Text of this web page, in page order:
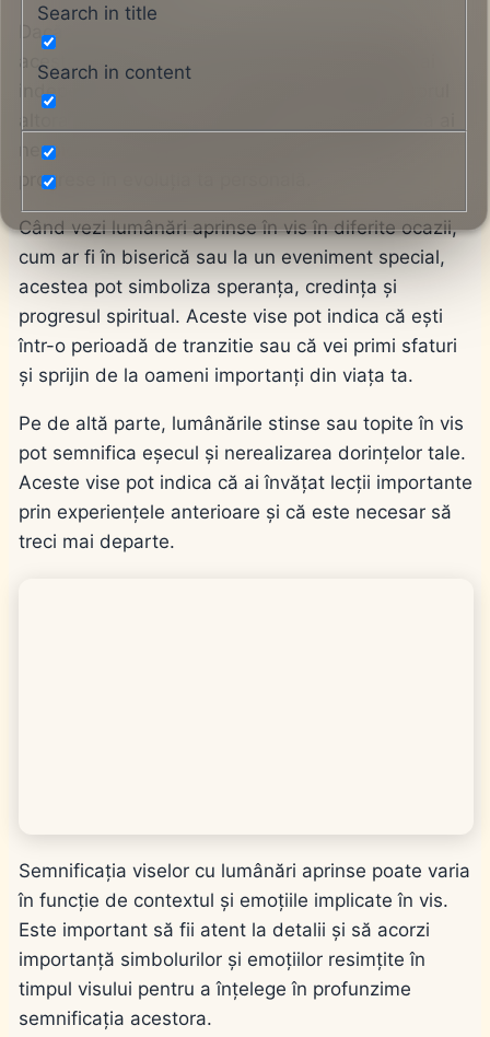
Dacă visezi lumânări aprinse în timp ce este zi,
acesta poate fi un semn că trebuie să devii mai
independent și să nu te bazezi mereu pe ajutorul
nevoie să privești viața cu ochi noi și să faci
progrese în evoluția ta personală.
Când vezi lumânări aprinse în vis în diferite ocazii,
cum ar fi în biserică sau la un eveniment special,
acestea pot simboliza speranța, credința și
progresul spiritual. Aceste vise pot indica că ești
într-o perioadă de tranzitie sau că vei primi sfaturi
și sprijin de la oameni importanți din viața ta.
Pe de altă parte, lumânările stinse sau topite în vis
pot semnifica eșecul și nerealizarea dorințelor tale.
Aceste vise pot indica că ai învățat lecții importante
prin experiențele anterioare și că este necesar să
treci mai departe.
Semnificația viselor cu lumânări aprinse poate varia
în funcție de contextul și emoțiile implicate în vis.
Este important să fii atent la detalii și să acorzi
importanță simbolurilor și emoțiilor resimțite în
timpul visului pentru a înțelege în profunzime
semnificația acestora.
Search in title
Search in content